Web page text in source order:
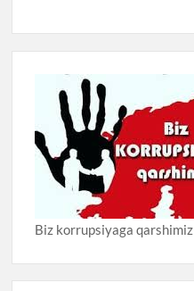
Biz korrupsiyaga qarshimiz